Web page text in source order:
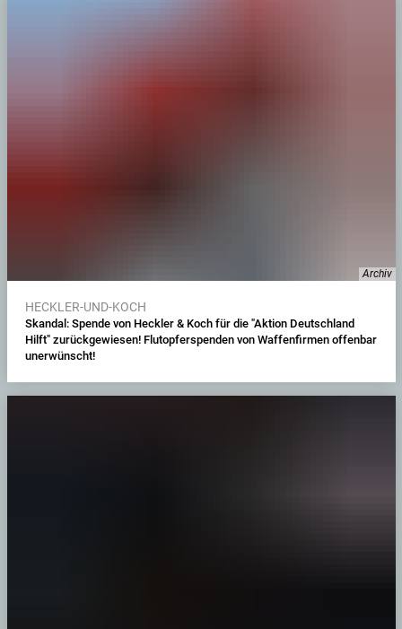
Archiv
HECKLER-UND-KOCH
Skandal: Spende von Heckler & Koch für die "Aktion Deutschland
Hilft" zurückgewiesen! Flutopferspenden von Waffenfirmen offenbar
unerwünscht!